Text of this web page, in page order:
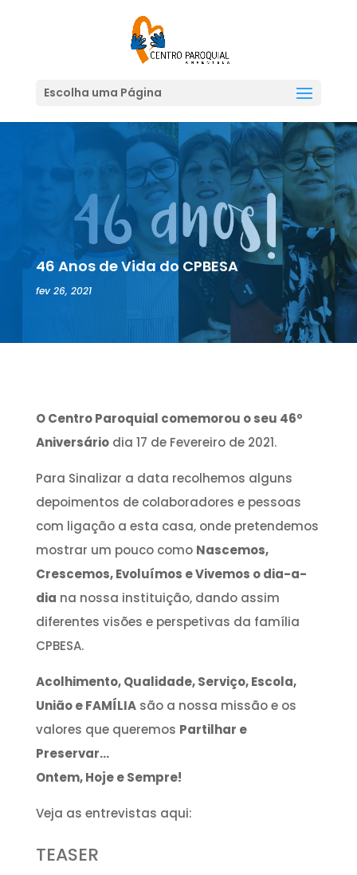
Escolha uma Página
46 Anos de Vida do CPBESA
fev 26, 2021
O Centro Paroquial comemorou o seu 46º
Aniversáriodia 17 de Fevereiro de 2021.
Para Sinalizar a data recolhemos alguns
depoimentos de colaboradores e pessoas
com ligação a esta casa, onde pretendemos
mostrar um pouco como Nascemos,
Crescemos, Evoluímos e Vivemos o dia-a-
dia na nossa instituição, dando assim
diferentes visões e perspetivas da família
CPBESA.
Acolhimento, Qualidade, Serviço, Escola,
União e FAMÍLIAsão a nossa missão e os
valores que queremos Partilhar e
Preservar…
Ontem, Hoje e Sempre!
Veja as entrevistas aqui:
TEASER